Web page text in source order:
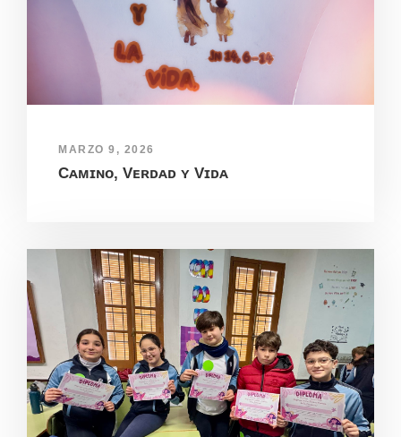
MARZO 9, 2026
Cᴀᴍɪɴᴏ, Vᴇʀᴅᴀᴅ ʏ Vɪᴅᴀ